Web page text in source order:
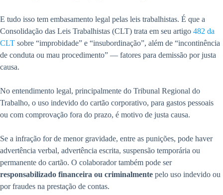
E tudo isso tem embasamento legal pelas leis trabalhistas. É que a
Consolidação das Leis Trabalhistas (CLT) trata em seu artigo 482 da
CLT sobre “improbidade” e “insubordinação”, além de “incontinência
de conduta ou mau procedimento” — fatores para demissão por justa
causa.
No entendimento legal, principalmente do Tribunal Regional do
Trabalho, o uso indevido do cartão corporativo, para gastos pessoais
ou com comprovação fora do prazo, é motivo de justa causa.
Se a infração for de menor gravidade, entre as punições, pode haver
advertência verbal, advertência escrita, suspensão temporária ou
permanente do cartão. O colaborador também pode ser
responsabilizado financeira ou criminalmente pelo uso indevido ou
por fraudes na prestação de contas.